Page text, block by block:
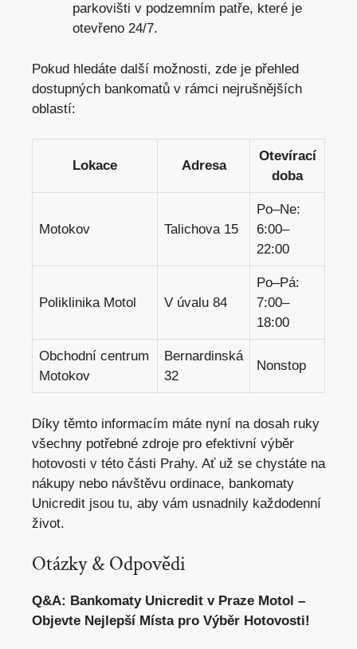
parkovišti v podzemním patře, které je
otevřeno 24/7.
Pokud hledáte další možnosti, zde je přehled
dostupných bankomatů v rámci nejrušnějších
oblastí:
Lokace Adresa
Otevírací
doba
Motokov Talichova 15
Po–Ne:
6:00–
22:00
Poliklinika Motol V úvalu 84
Po–Pá:
7:00–
18:00
Obchodní centrum
Motokov
Bernardinská
32
Nonstop
Díky těmto informacím máte nyní na dosah ruky
všechny potřebné zdroje pro efektivní výběr
hotovosti v této části Prahy. Ať už se chystáte na
nákupy nebo návštěvu ordinace, bankomaty
Unicredit jsou tu, aby vám usnadnily každodenní
život.
Otázky & Odpovědi
Q&A: Bankomaty Unicredit v Praze Motol –
Objevte Nejlepší Místa pro Výběr Hotovosti!